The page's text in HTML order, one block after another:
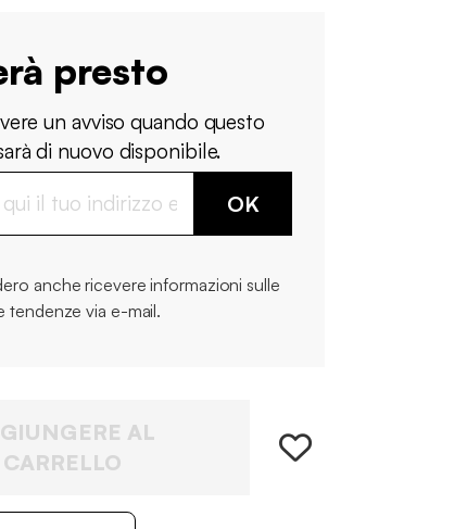
presto
un avviso quando questo
di nuovo disponibile.
OK
anche ricevere informazioni sulle
tendenze via e-mail.
AL
CARRELLO